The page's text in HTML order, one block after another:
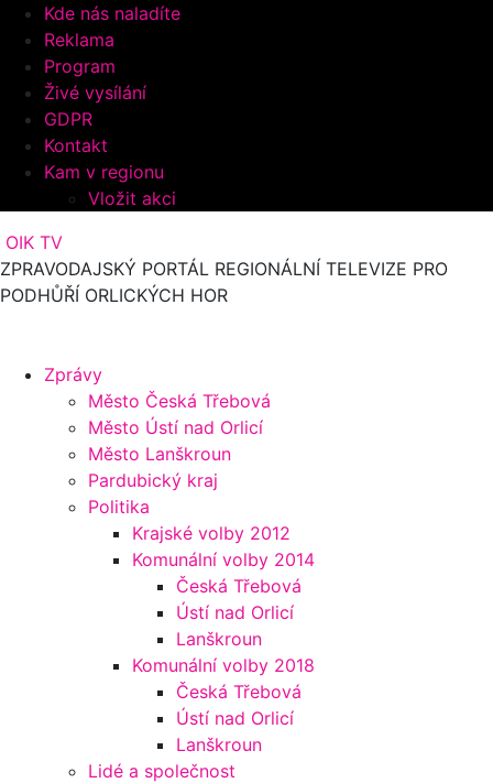
Kde nás naladíte
Reklama
Program
Živé vysílání
GDPR
Kontakt
Kam v regionu
Vložit akci
OIK TV
ZPRAVODAJSKÝ PORTÁL REGIONÁLNÍ TELEVIZE PRO
PODHŮŘÍ ORLICKÝCH HOR
Zprávy
Město Česká Třebová
Město Ústí nad Orlicí
Město Lanškroun
Pardubický kraj
Politika
Krajské volby 2012
Komunální volby 2014
Česká Třebová
Ústí nad Orlicí
Lanškroun
Komunální volby 2018
Česká Třebová
Ústí nad Orlicí
Lanškroun
Lidé a společnost